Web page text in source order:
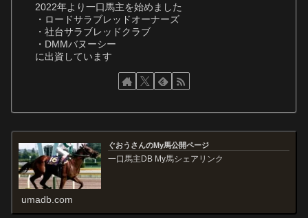
2022年より一口馬主を始めました
・ロードサラブレッドオーナーズ
・社台サラブレッドクラブ
・DMMバヌーシー
に出資しています
ぐおうさんのMy馬公開ページ
一口馬主DB My馬シェアリンク
umadb.com